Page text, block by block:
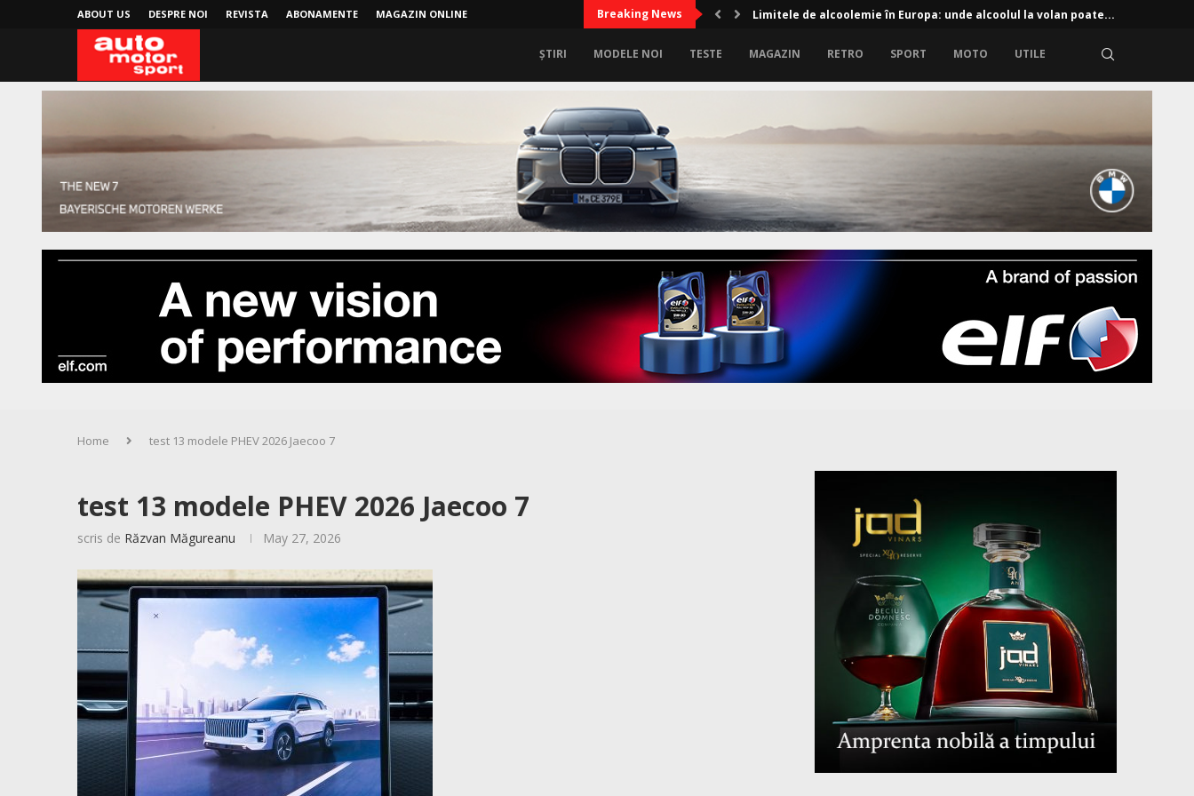
ABOUT US DESPRE NOI REVISTA ABONAMENTE MAGAZIN ONLINE Breaking News Limitele de alcoolemie în Europa: unde alcoolul la volan poate...
ȘTIRI MODELE NOI TESTE MAGAZIN RETRO SPORT MOTO UTILE
Home test 13 modele PHEV 2026 Jaecoo 7
test 13 modele PHEV 2026 Jaecoo 7
scris de Răzvan Măgureanu May 27, 2026